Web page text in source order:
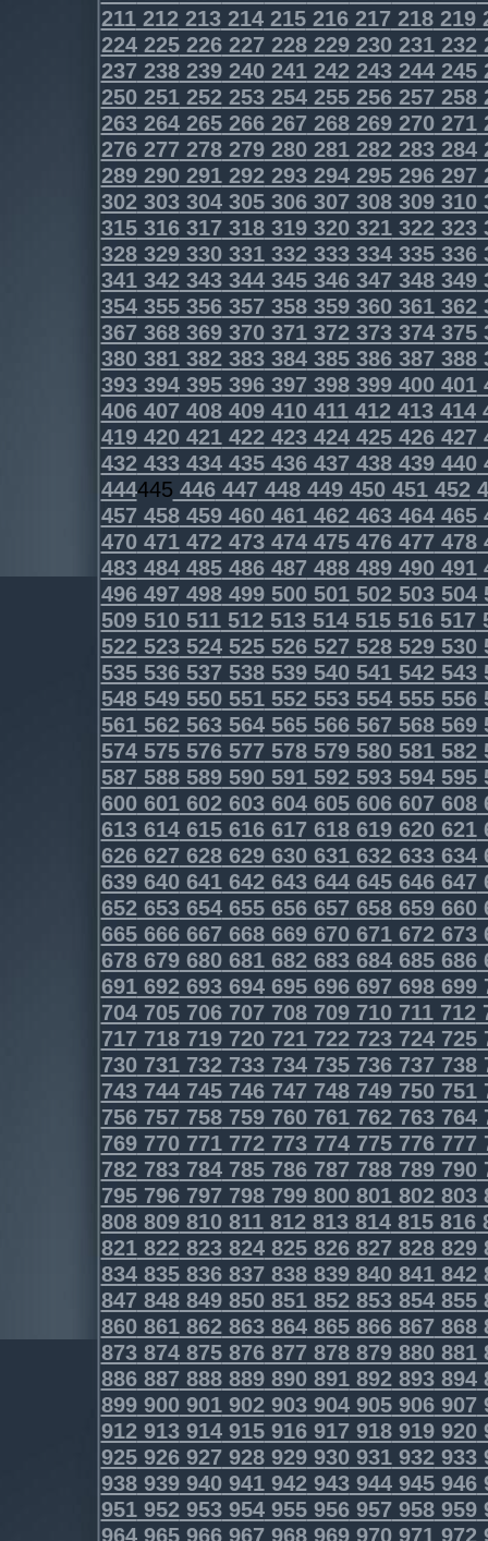
211212213214215216217218219
224225226227228229230231232
237238239240241242243244245
250251252253254255256257258
263264265266267268269270271
276277278279280281282283284
289290291292293294295296297
302303304305306307308309310
315316317318319320321322323
328329330331332333334335336
341342343344345346347348349
354355356357358359360361362
367368369370371372373374375
380381382383384385386387388
393394395396397398399400401
406407408409410411412413414
419420421422423424425426427
432433434435436437438439440
444445 446447448449450451452
457458459460461462463464465
470471472473474475476477478
483484485486487488489490491
496497498499500501502503504
509510511512513514515516517
522523524525526527528529530
535536537538539540541542543
548549550551552553554555556
561562563564565566567568569
574575576577578579580581582
587588589590591592593594595
600601602603604605606607608
613614615616617618619620621
626627628629630631632633634
639640641642643644645646647
652653654655656657658659660
665666667668669670671672673
678679680681682683684685686
691692693694695696697698699
704705706707708709710711712
717718719720721722723724725
730731732733734735736737738
743744745746747748749750751
756757758759760761762763764
769770771772773774775776777
782783784785786787788789790
795796797798799800801802803
808809810811812813814815816
821822823824825826827828829
834835836837838839840841842
847848849850851852853854855
860861862863864865866867868
873874875876877878879880881
886887888889890891892893894
899900901902903904905906907
912913914915916917918919920
925926927928929930931932933
938939940941942943944945946
951952953954955956957958959
964965966967968969970971972